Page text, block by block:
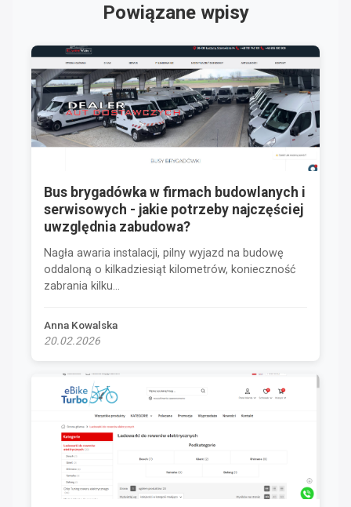
Powiązane wpisy
Bus brygadówka w firmach budowlanych i
serwisowych - jakie potrzeby najczęściej
uwzględnia zabudowa?
Nagła awaria instalacji, pilny wyjazd na budowę
oddaloną o kilkadziesiąt kilometrów, konieczność
zabrania kilku...
Anna Kowalska
20.02.2026